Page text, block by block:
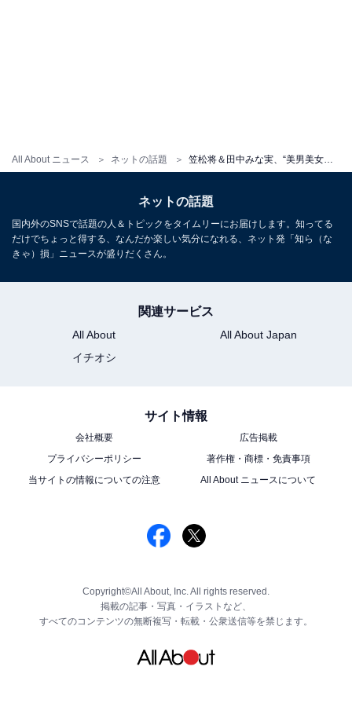
All About ニュース ネットの話題
ネットの話題
国内外のSNSで話題の人＆トピックをタイムリーにお届けします。知ってる
だけでちょっと得する、なんだか楽しい気分になれる、ネット発「知ら（な
きゃ）損」ニュースが盛りだくさん。
関連サービス
All About
All About Japan
イチオシ
サイト情報
会社概要
広告掲載
プライバシーポリシー
著作権・商標・免責事項
当サイトの情報についての注意
All About ニュースについて
Copyright©All About, Inc. All rights reserved.
掲載の記事・写真・イラストなど、
すべてのコンテンツの無断複写・転載・公衆送信等を禁じます。